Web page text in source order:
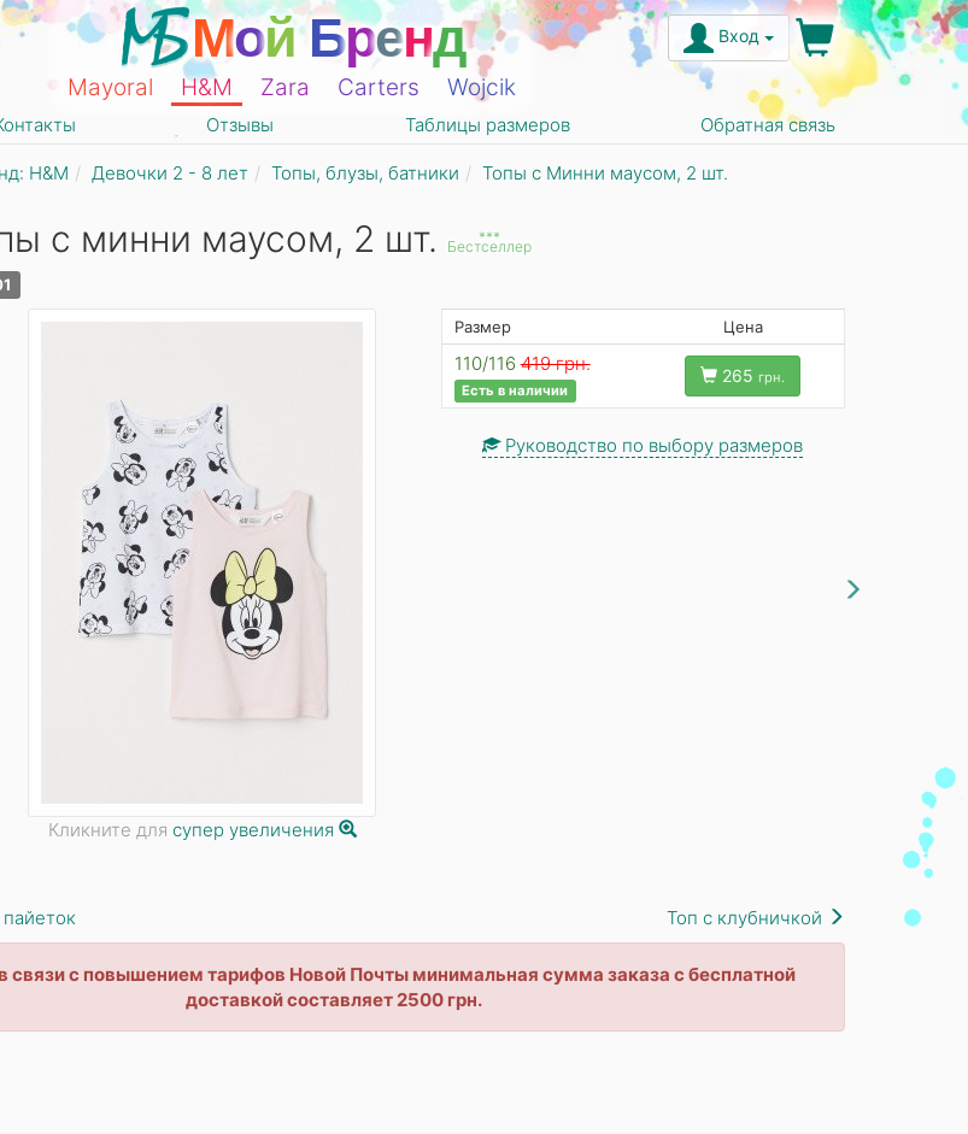
Мой Бренд
Mayoral Н&М Zara Carters Wojcik
Вход
Отзывы Таблицы размеров Обратная связь
Н&М Девочки 2 - 8 лет Топы, блузы, батники Топы с Минни маусом, 2 шт.
с минни маусом, 2 шт. ***
Бестселлер
Кликните для супер увеличения
Размер Цена
110/116 419 грн.
Есть в наличии
265 грн.
Руководство по выбору размеров
Топ с клубничкой
в связи с повышением тарифов Новой Почты минимальная сумма заказа с бесплатной
доставкой составляет 2500 грн.